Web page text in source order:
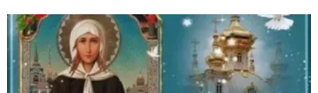
собор